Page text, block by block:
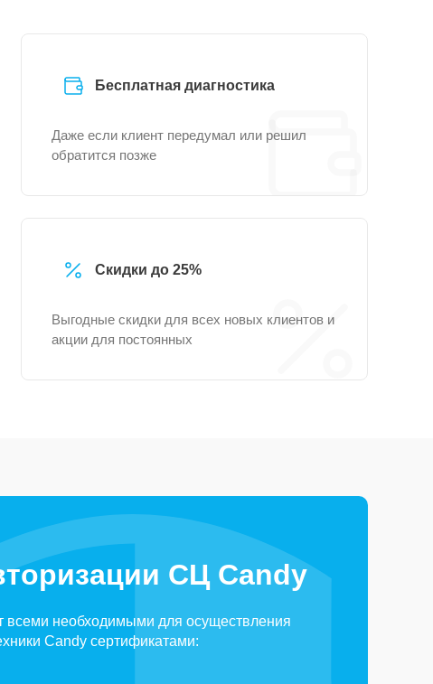
Бесплатная диагностика
Даже если клиент передумал или решил
обратится позже
Скидки до 25%
Выгодные скидки для всех новых клиентов и
акции для постоянных
СЦ Candy
всеми необходимыми для осуществления
Candy сертификатами: